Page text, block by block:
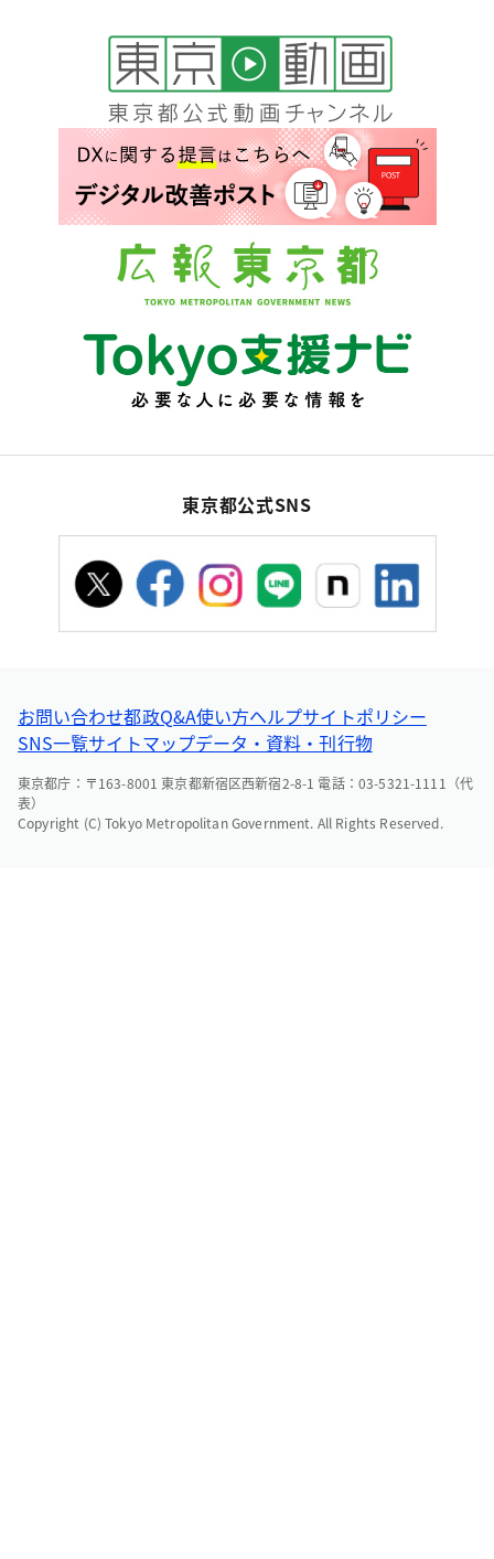
東京都公式SNS
お問い合わせ都政Q&A使い方ヘルプサイトポリシー
SNS一覧サイトマップデータ・資料・刊行物
東京都庁：〒163-8001 東京都新宿区西新宿2-8-1 電話：03-5321-1111（代
表）
Copyright (C) Tokyo Metropolitan Government. All Rights Reserved.